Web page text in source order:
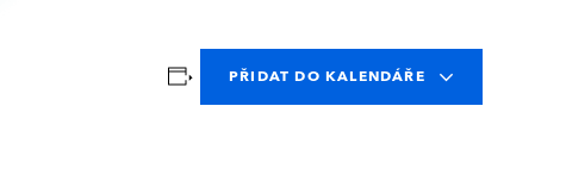
PŘIDAT DO KALENDÁŘE